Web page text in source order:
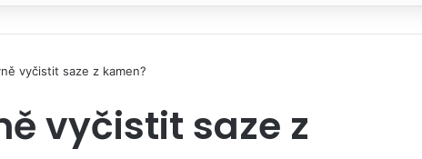
vyčistit saze z kamen?
vyčistit saze z